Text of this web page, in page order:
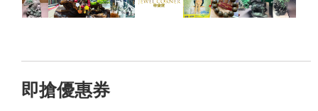
即搶優惠券